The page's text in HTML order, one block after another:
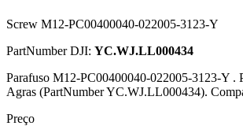
Screw M12-PC00400040-022005-3123-Y
PartNumber DJI: YC.WJ.LL000434
Parafuso M12-PC00400040-022005-3123-Y .
Agras (PartNumber YC.WJ.LL000434).
Preço